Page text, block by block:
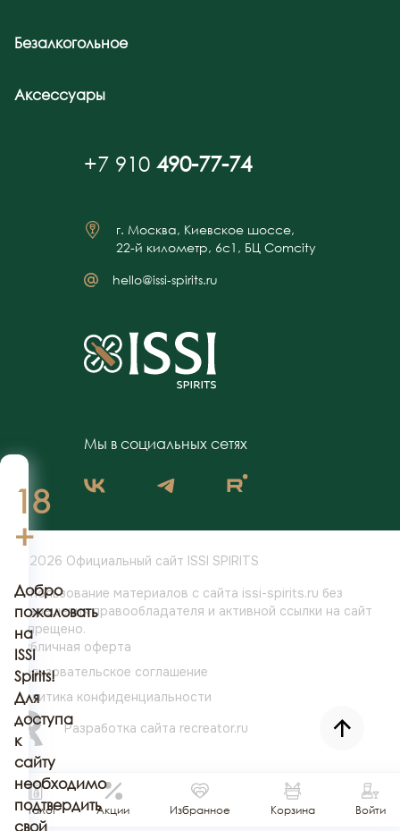
Безалкогольное
Аксессуары
+7 910 490-77-74
г. Москва, Киевское шоссе,
22-й километр, 6с1, БЦ Comcity
hello@issi-spirits.ru
Мы в социальных сетях
© 2026 Официальный сайт ISSI SPIRITS
Использование материалов с сайта issi-spirits.ru без
разрешенияправообладателя и активной ссылки на сайт
запрещено.
Публичная оферта
Пользовательское соглашение
Политика конфиденциальности
Разработка сайта recreator.ru
Каталог Акции Избранное Корзина Войти
18
+
Добро
пожаловать
на
ISSI
Spirits!
Для
доступа
к
сайту
необходимо
подтвердить
свой